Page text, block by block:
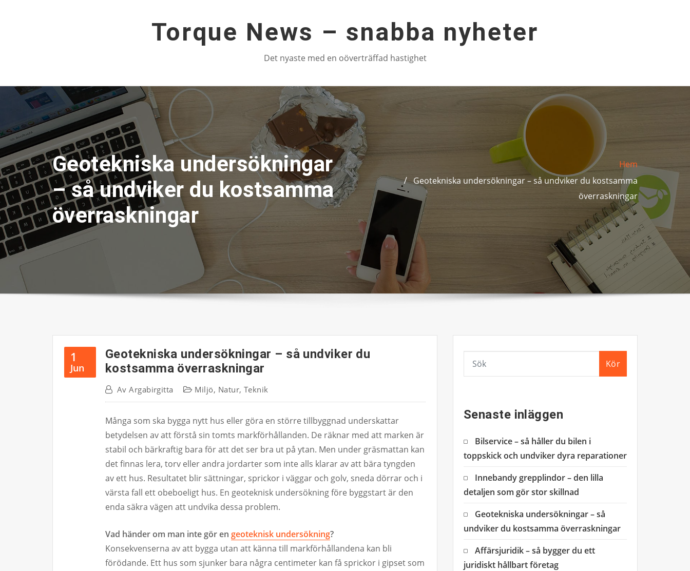
Torque News – snabba nyheter
Det nyaste med en oöverträffad hastighet
Geotekniska undersökningar
– så undviker du kostsamma
överraskningar
Hem
Geotekniska undersökningar – så undviker du kostsamma
överraskningar
1
Jun
Geotekniska undersökningar – så undviker du
kostsamma överraskningar
AvArgabirgitta Miljö, Natur, Teknik
Många som ska bygga nytt hus eller göra en större tillbyggnad underskattar
betydelsen av att förstå sin tomts markförhållanden. De räknar med att marken är
stabil och bärkraftig bara för att det ser bra ut på ytan. Men under gräsmattan kan
det finnas lera, torv eller andra jordarter som inte alls klarar av att bära tyngden
av ett hus. Resultatet blir sättningar, sprickor i väggar och golv, sneda dörrar och i
värsta fall ett obeboeligt hus. En geoteknisk undersökning före byggstart är den
enda säkra vägen att undvika dessa problem.
Vad händer om man inte gör en geoteknisk undersökning?
Konsekvenserna av att bygga utan att känna till markförhållandena kan bli
förödande. Ett hus som sjunker bara några centimeter kan få sprickor i gipset som
Kör
Senaste inläggen
Bilservice – så håller du bilen i
toppskick och undviker dyra reparationer
Innebandy grepplindor – den lilla
detaljen som gör stor skillnad
Geotekniska undersökningar – så
undviker du kostsamma överraskningar
Affärsjuridik – så bygger du ett
juridiskt hållbart företag